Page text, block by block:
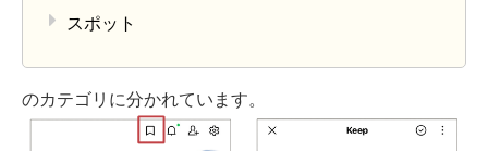
スポット
のカテゴリに分かれています。